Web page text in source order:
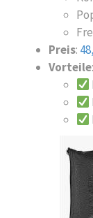
Preis:
Vorteile: